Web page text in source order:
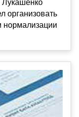
Лукашенко
организовать
нормализации